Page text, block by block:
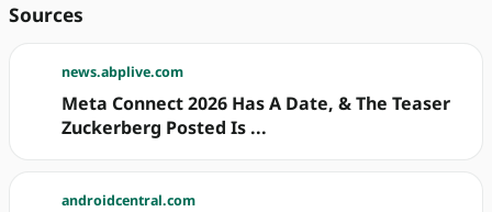
Sources
news.abplive.com
Meta Connect 2026 Has A Date, & The Teaser
Zuckerberg Posted Is ...
androidcentral.com